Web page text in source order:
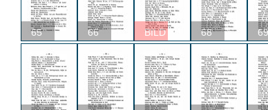
65 66 BILD 68 69